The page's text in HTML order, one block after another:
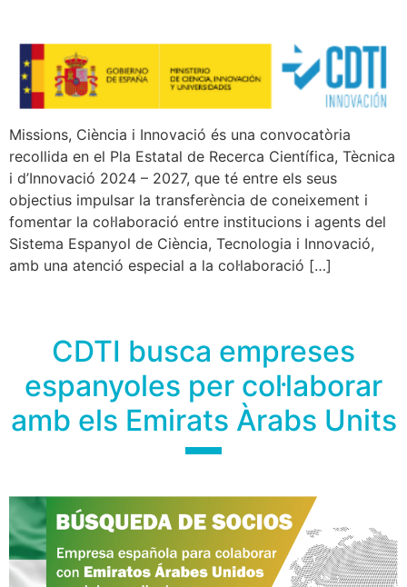
Missions, Ciència i Innovació és una convocatòria
recollida en el Pla Estatal de Recerca Científica, Tècnica
i d’Innovació 2024 – 2027, que té entre els seus
objectius impulsar la transferència de coneixement i
fomentar la col·laboració entre institucions i agents del
Sistema Espanyol de Ciència, Tecnologia i Innovació,
amb una atenció especial a la col·laboració […]
CDTI busca empreses
espanyoles per col·laborar
amb els Emirats Àrabs Units